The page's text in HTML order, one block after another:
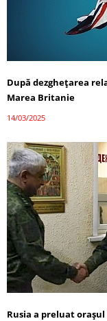
După dezghețarea
Marea Britanie
14/03/2025
Rusia a preluat